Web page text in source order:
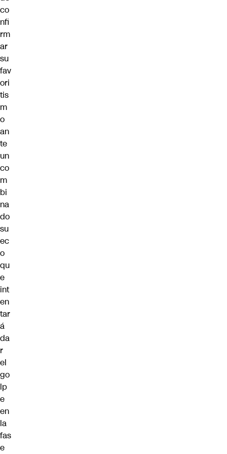
co
nfi
rm
ar
su
fav
ori
tis
m
o
an
te
un
co
m
bi
na
do
su
ec
o
qu
e
int
en
tar
á
da
r
el
go
lp
e
en
la
fas
e